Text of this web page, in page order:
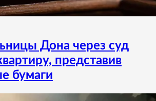
Дона через суд
представив
бумаги